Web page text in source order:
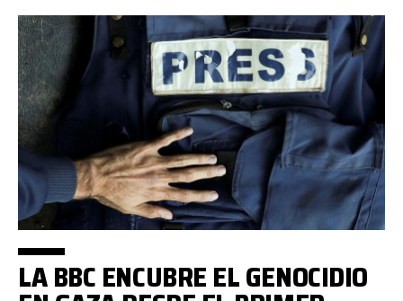
LA BBC ENCUBRE EL GENOCIDIO